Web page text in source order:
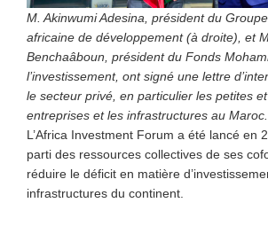
M. Akinwumi Adesina, président du
africaine de développement (à droite), et
Benchaâboun, président du Fonds
l’investissement, ont signé une lettre
le secteur privé, en particulier les petites
entreprises et les infrastructures au Maroc.
L’Africa Investment Forum a été lancé en
parti des ressources collectives de ses
réduire le déficit en matière
infrastructures du continent.